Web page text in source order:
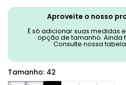
Aproveite o nosso
É só adicionar suas medidas
opção de tamanho. Ainda
Consulte nossa
Tamanho: 42